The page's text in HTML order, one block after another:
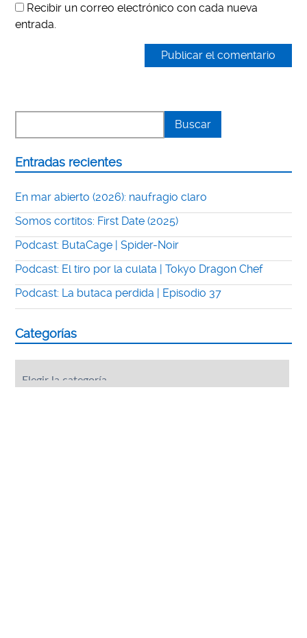
Recibir un correo electrónico con cada nueva
entrada.
Entradas recientes
En mar abierto (2026): naufragio claro
Somos cortitos: First Date (2025)
Podcast: ButaCage | Spider-Noir
Podcast: El tiro por la culata | Tokyo Dragon Chef
Podcast: La butaca perdida | Episodio 37
Categorías